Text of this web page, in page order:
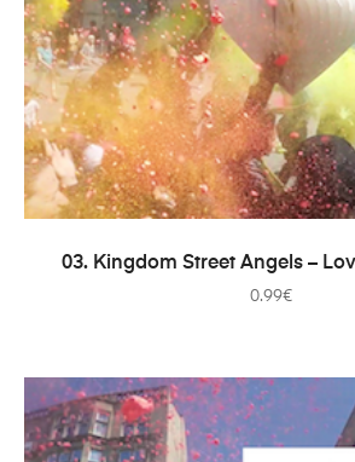
ADICIONAR
03. Kingdom Street Angels –
0.99€